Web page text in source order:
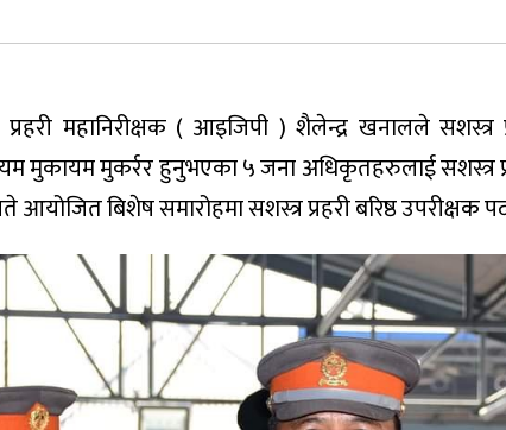
महानिरीक्षक ( आइजिपी ) शैलेन्द्र खनालले सशस्त्र
मुकायम मुकर्रर हुनुभएका ५ जना अधिकृतहरुलाई सशस्त्र
बिशेष समारोहमा सशस्त्र प्रहरी बरिष्ठ उपरीक्षक